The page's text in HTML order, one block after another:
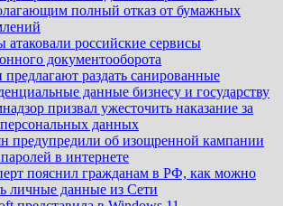
полный отказ от бумажных
атаковали российские сервисы
документооборота
предлагают раздать санированные
данные бизнесу и государству
призвал ужесточить наказание за
данных
предупредили об изощренной кампании
в интернете
пояснил гражданам в РФ, как можно
личные данные из Сети